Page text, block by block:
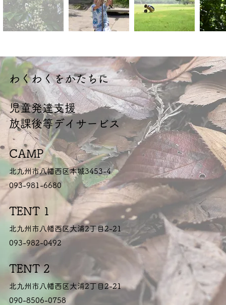
​児童発達支援
放課後等デイサービス
CAMP
北九州市八幡西区本城3453-4
093-981-6680
​わくわくをかたちに
TENT 1
北九州市八幡西区大浦2丁目2-21
093-982-0492
TENT 2
北九州市八幡西区大浦2丁目2-21
090-8506-0758